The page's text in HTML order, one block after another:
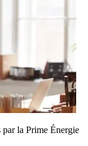
par la Prime Énergie